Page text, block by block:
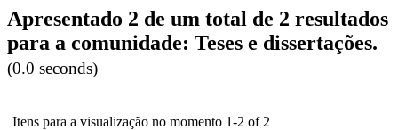
Apresentado 2 de um total de 2 resultados
para a comunidade: Teses e dissertações.
(0.0 seconds)
Itens para a visualização no momento 1-2 of 2